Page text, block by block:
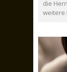
die
weitere